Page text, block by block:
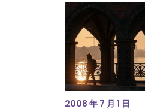
2008 年 7 月 1 日